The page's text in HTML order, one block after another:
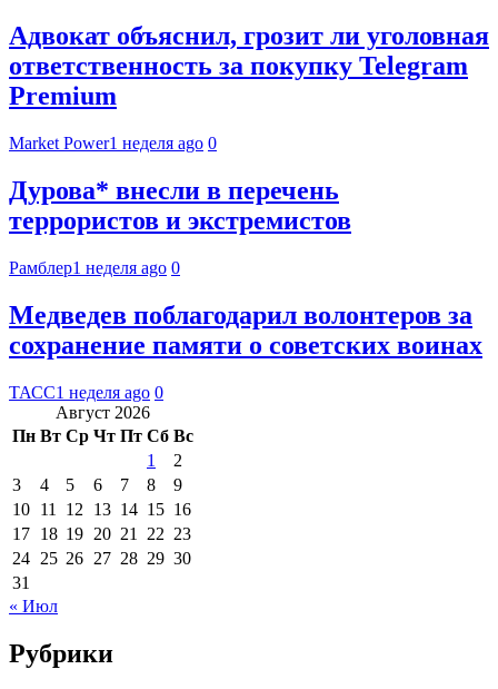
Адвокат объяснил, грозит ли уголовная
ответственность за покупку Telegram
Premium
Market Power1 неделя ago 0
Дурова* внесли в перечень
террористов и экстремистов
Рамблер1 неделя ago 0
Медведев поблагодарил волонтеров за
сохранение памяти о советских воинах
ТАСС1 неделя ago 0
Август 2026
Пн Вт Ср Чт Пт Сб Вс
1
2
3
4 5 6 7 8
9
10 11 12 13 14 15 16
17 18 19 20 21 22 23
24 25 26 27 28 29 30
31
« Июл
Рубрики